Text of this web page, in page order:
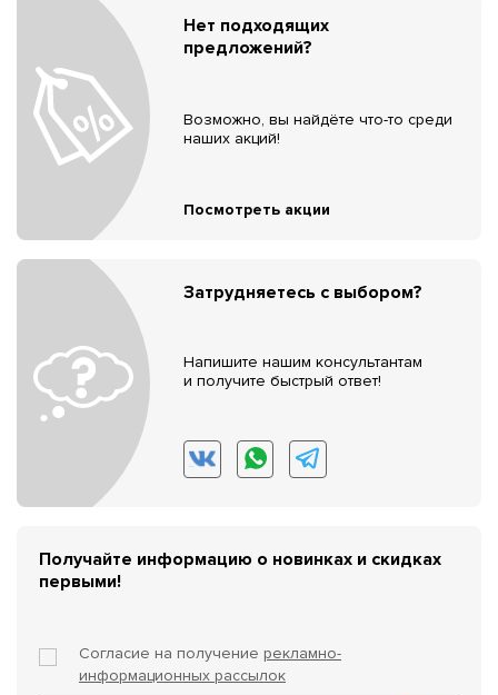
Нет подходящих
предложений?
Возможно, вы найдёте что-то среди
наших акций!
Посмотреть акции
Затрудняетесь с выбором?
Напишите нашим консультантам
и получите быстрый ответ!
Получайте информацию о новинках и скидках
первыми!
Согласие на получение рекламно-
информационных рассылок